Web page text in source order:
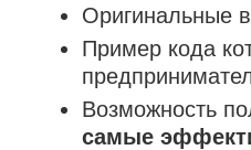
Оригинальные
Пример кода
Возможность
самые